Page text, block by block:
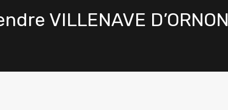
VILLENAVE D’ORNON